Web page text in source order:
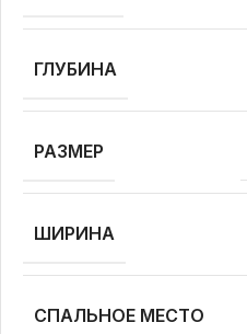
ГЛУБИНА
РАЗМЕР
ШИРИНА
СПАЛЬНОЕ МЕСТО